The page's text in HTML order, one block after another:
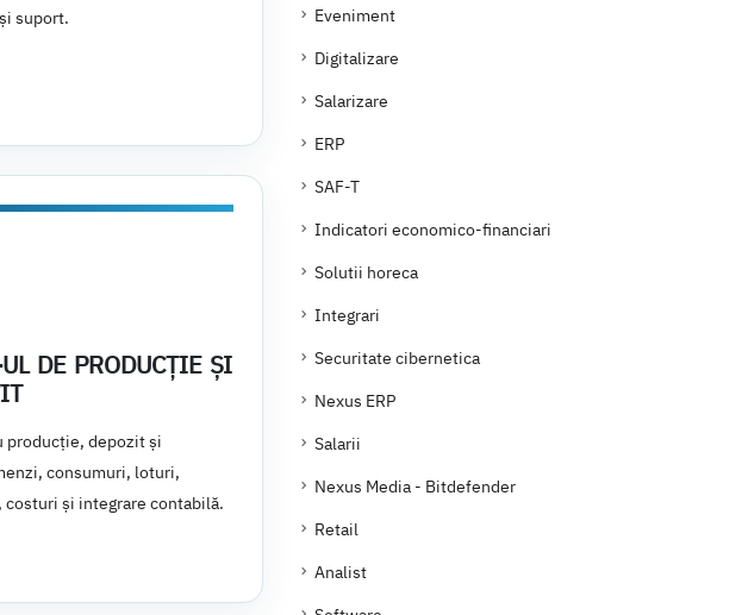
suport.
DE PRODUCȚIE ȘI
producție, depozit și
consumuri, loturi,
și integrare contabilă.
Eveniment
Digitalizare
Salarizare
ERP
SAF-T
Indicatori economico-financiari
Solutii horeca
Integrari
Securitate cibernetica
Nexus ERP
Salarii
Nexus Media - Bitdefender
Retail
Analist